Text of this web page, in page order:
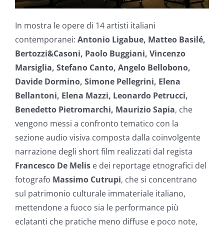
In mostra le opere di 14 artisti italiani
contemporanei: Antonio Ligabue, Matteo Basilé,
Bertozzi&Casoni, Paolo Buggiani, Vincenzo
Marsiglia, Stefano Canto, Angelo Bellobono,
Davide Dormino, Simone Pellegrini, Elena
Bellantoni, Elena Mazzi, Leonardo Petrucci,
Benedetto Pietromarchi, Maurizio Sapia, che
vengono messi a confronto tematico con la
sezione audio visiva composta dalla coinvolgente
narrazione degli short film realizzati dal regista
Francesco De Melis e dei reportage etnografici del
fotografo Massimo Cutrupi, che si concentrano
sul patrimonio culturale immateriale italiano,
mettendone a fuoco sia le performance più
eclatanti che pratiche meno diffuse e poco note,